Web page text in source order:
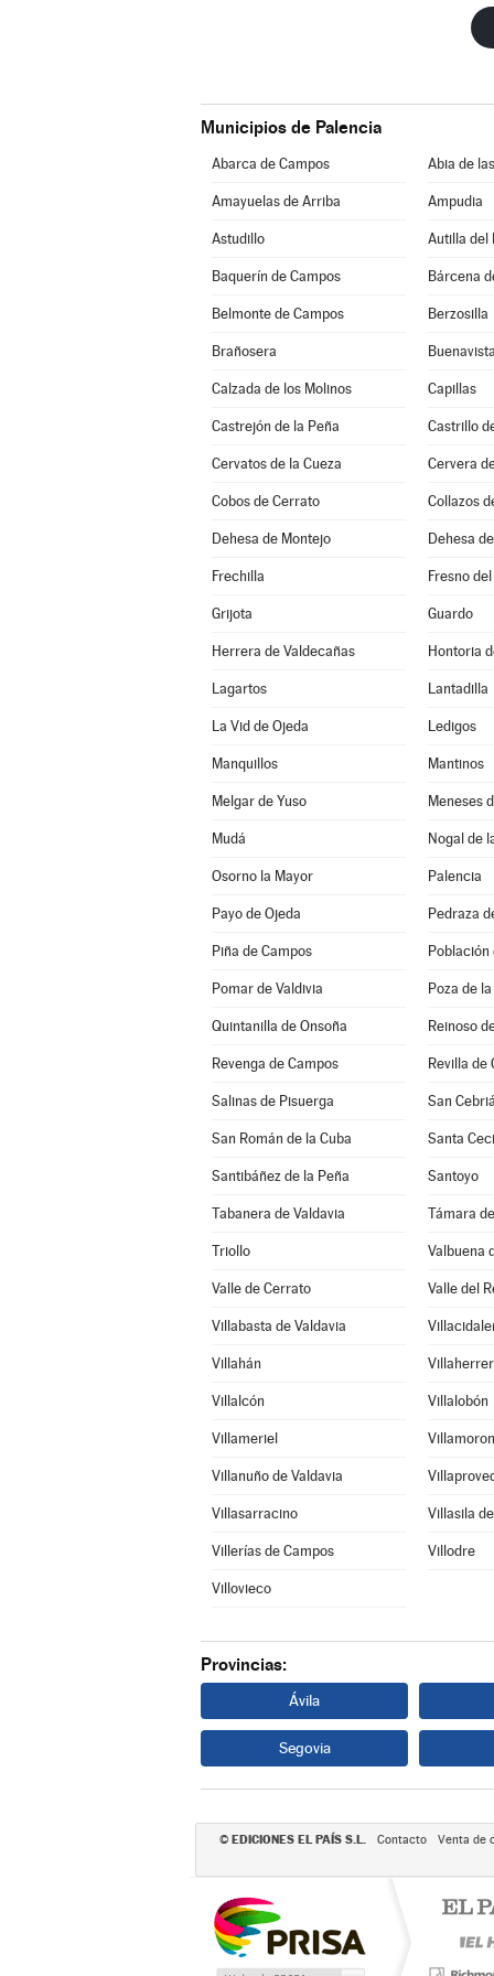
Municipios de Palencia
Abarca de Campos Abia de
Amayuelas de Arriba Ampudia
Astudillo Autilla del
Baquerín de Campos Bárcena
Belmonte de Campos Berzosilla
Brañosera
Calzada de los Molinos Capillas
Castrejón de la Peña Castrillo
Cervatos de la Cueza Cervera
Cobos de Cerrato Collazos
Dehesa de Montejo Dehesa
Frechilla Fresno
Grijota Guardo
Herrera de Valdecañas Hontoria
Lagartos Lantadilla
La Vid de Ojeda Ledigos
Manquillos Mantinos
Melgar de Yuso Meneses
Mudá Nogal de
Osorno la Mayor Palencia
Payo de Ojeda Pedraza
Piña de Campos Población
Pomar de Valdivia Poza de
Quintanilla de Onsoña Reinoso
Revenga de Campos Revilla de
Salinas de Pisuerga San
San Román de la Cuba Santa
Santibáñez de la Peña Santoyo
Tabanera de Valdavia Támara
Triollo Valbuena
Valle de Cerrato Valle del
Villabasta de Valdavia
Villahán
Villalcón Villalobón
Villameriel
Villanuño de Valdavia
Villasarracino Villasila
Villerías de Campos Villodre
Villovieco
Provincias:
Ávila
Segovia
© EDICIONES EL PAÍS S.L. Contacto Venta de